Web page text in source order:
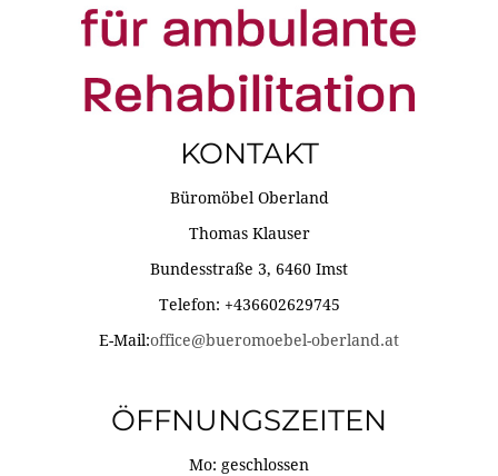
KONTAKT
Büromöbel Oberland
Thomas Klauser
Bundesstraße 3, 6460 Imst
Telefon: +436602629745
E-Mail:office@bueromoebel-oberland.at
ÖFFNUNGSZEITEN
Mo: geschlossen